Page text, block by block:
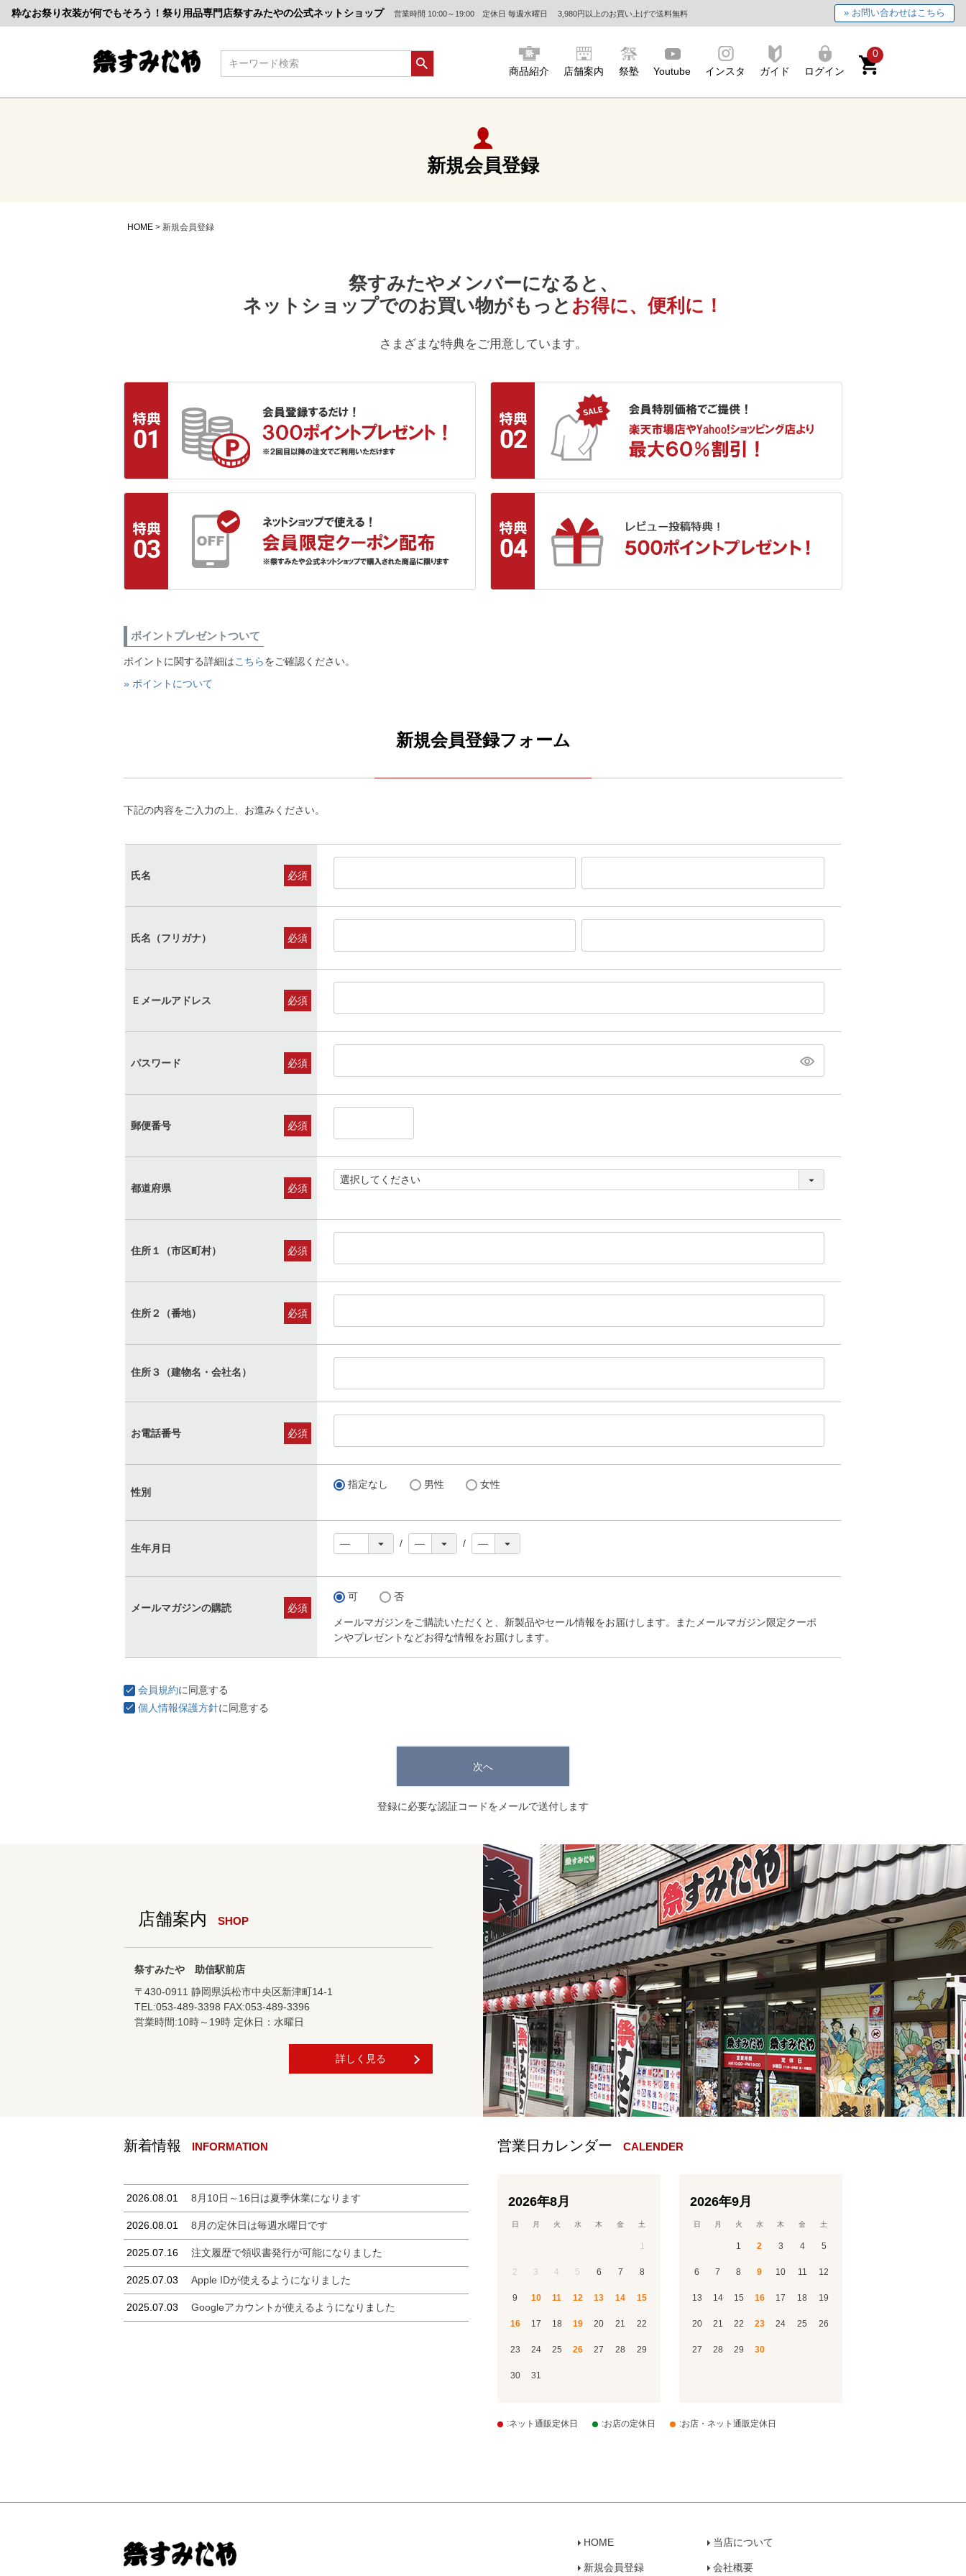
粋なお祭り衣装が何でもそろう！祭り用品専門店祭すみたやの公式ネットショップ 営業時間 10:00～19:00 定休日 毎週水曜日 3,980円以上のお買い上げで送料無料 » お問い合わせはこちら
商品紹介 店舗案内 祭塾 Youtube インスタ ガイド ログイン
0
新規会員登録
HOME 新規会員登録
祭すみたやメンバーになると、
ネットショップでのお買い物がもっと お得に、便利に！
さまざまな特典をご用意しています。
ポイントプレゼントついて
ポイントに関する詳細はこちらをご確認ください。
» ポイントについて
新規会員登録フォーム
下記の内容をご入力の上、お進みください。
氏名
須)
氏名（フリガナ）
須)
Ｅメールアドレス
須)
パスワード
須)
郵便番号
須)
都道府県
須)
住所１（市区町村）
須)
住所２（番地）
須)
住所３（建物名・会社名）
お電話番号
須)
性別
指定なし 男性 女性
生年月日
メールマガジンの購読
可 否
メールマガジンをご購読いただくと、新製品やセール情報をお届けします。またメールマガジン限定クーポ
ンやプレゼントなどお得な情報をお届けします。
会員規約に同意する
個人情報保護方針に同意する
次へ
登録に必要な認証コードをメールで送付します
SHOP
祭すみたや 助信駅前店
〒430-0911 静岡県浜松市中央区新津町14-1
TEL:053-489-3398 FAX:053-489-3396
営業時間:10時～19時 定休日：水曜日
詳しく見る
INFORMATION
2026.08.01 8月10日～16日は夏季休業になります
2026.08.01 8月の定休日は毎週水曜日です
2025.07.16 注文履歴で領収書発行が可能になりました
2025.07.03 Apple IDが使えるようになりました
2025.07.03 Googleアカウントが使えるようになりました
CALENDER
2026年8月
日 月 火 水 木 金 土
1
2 3 4 5 6 7 8
9 10 11 12 13 14 15
16 17 18 19 20 21 22
23 24 25 26 27 28 29
30 31
2026年9月
日 月 火 水 木 金 土
1 2 3 4 5
6 7 8 9 10 11 12
13 14 15 16 17 18 19
20 21 22 23 24 25 26
27 28 29 30
:ネット通販定休日 :お店の定休日 :お店・ネット通販定休日
HOME 当店について
新規会員登録 会社概要